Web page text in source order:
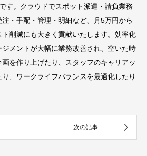
す。クラウドでスポット派遣・請負業務
・手配・管理・明細など、月5万円から
削減にも大きく貢献いたします。効率化
メントが大幅に業務改善され、空いた時
を作り上げたり、スタッフのキャリアッ
、ワークライフバランスを最適化したり